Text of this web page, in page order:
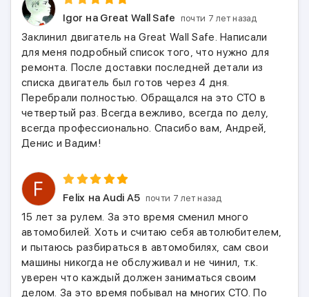
Igor на Great Wall Safe почти 7 лет назад
Заклинил двигатель на Great Wall Safe. Написали
для меня подробный список того, что нужно для
ремонта. После доставки последней детали из
списка двигатель был готов через 4 дня.
Перебрали полностью. Обращался на это СТО в
четвертый раз. Всегда вежливо, всегда по делу,
всегда профессионально. Спасибо вам, Андрей,
Денис и Вадим!
Felix на Audi A5 почти 7 лет назад
15 лет за рулем. За это время сменил много
автомобилей. Хоть и считаю себя автолюбителем,
и пытаюсь разбираться в автомобилях, сам свои
машины никогда не обслуживал и не чинил, т.к.
уверен что каждый должен заниматься своим
делом. За это время побывал на многих СТО. По